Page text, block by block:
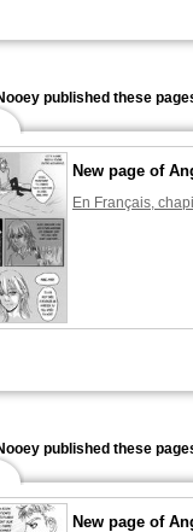
published these
New page of
En Français,
published these
New page of